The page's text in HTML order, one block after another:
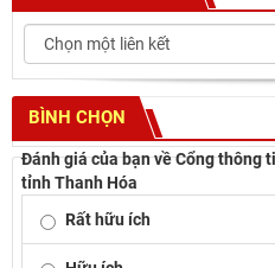
BÌNH CHỌN
Đánh giá của bạn về Cổng thông
tỉnh Thanh Hóa
Rất hữu ích